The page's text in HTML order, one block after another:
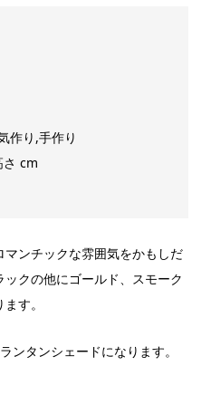
作り,手作り
さ cm
ンチックな雰囲気をかもしだ
クの他にゴールド、スモーク
す。
ンタンシェードになります。